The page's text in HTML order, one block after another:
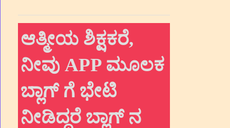
ಆತ್ಮೀಯ ಶಿಕ್ಷಕರೆ,
ನೀವು APP ಮೂಲಕ
ಬ್ಲಾಗ್ ಗೆ ಭೇಟಿ
ನೀಡಿದ್ದರೆ ಬ್ಲಾಗ್ ನ